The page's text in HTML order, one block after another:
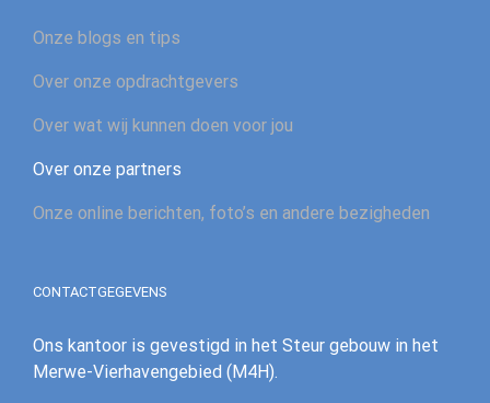
Onze blogs en tips
Over onze opdrachtgevers
Over wat wij kunnen doen voor jou
Over onze partners
Onze online berichten, foto’s en andere bezigheden
CONTACTGEGEVENS
Ons kantoor is gevestigd in het Steur gebouw in het
Merwe-Vierhavengebied (M4H).